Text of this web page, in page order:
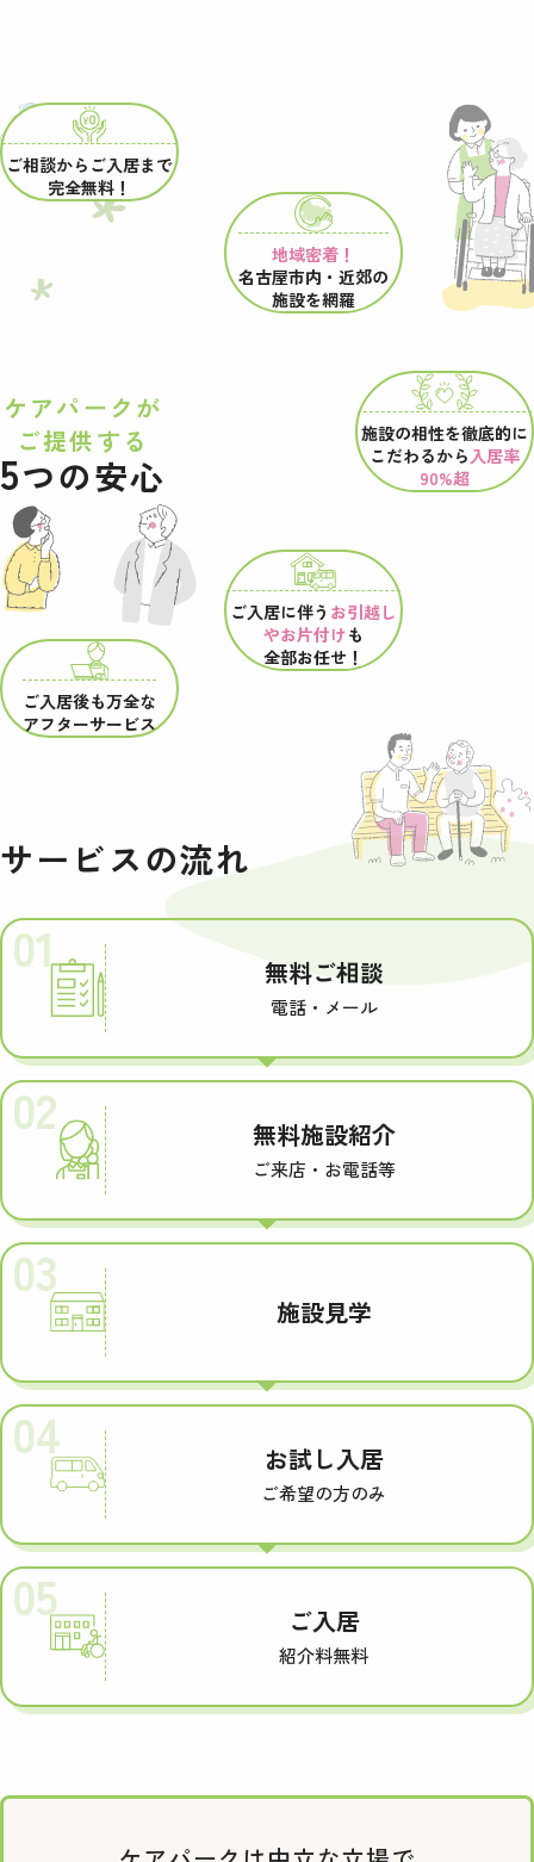
ケアパークが
ご提供する
5つの安心
ご相談からご入居まで
完全無料！
地域密着！
名古屋市内・近郊の
施設を網羅
施設の相性を徹底的に
こだわるから 入居率
90%超
ご入居に伴う お引越し
やお片付けも
全部お任せ！
ご入居後も万全な
アフターサービス
サービスの流れ
01 無料ご相談
電話・メール
02 無料施設紹介
ご来店・お電話等
03
施設見学
04 お試し入居
ご希望の方のみ
05 ご入居
紹介料無料